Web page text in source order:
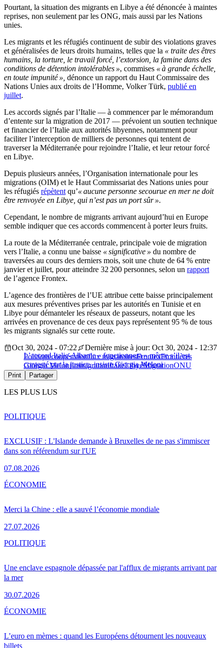
Pourtant, la situation des migrants en Libye a été dénoncée à maintes
reprises, non seulement par les ONG, mais aussi par les Nations
unies.
Les migrants et les réfugiés continuent de subir des violations graves
et généralisées de leurs droits humains, telles que la « traite des êtres
humains, la torture, le travail forcé, l’extorsion, la famine dans des
conditions de détention intolérables », commises « à grande échelle,
en toute impunité », dénonce un rapport du Haut Commissaire des
Nations Unies aux droits de l’Homme, Volker Türk, publié en
juillet.
Les accords signés par l’Italie — à commencer par le mémorandum
d’entente sur la migration de 2017 — prévoient un soutien technique
et financier de l’Italie aux autorités libyennes, notamment pour
faciliter l’interception de milliers de personnes qui tentent de
traverser la Méditerranée pour rejoindre l’Italie, et leur retour forcé
en Libye.
Depuis plusieurs années, l’Organisation internationale pour les
migrations (OIM) et le Haut Commissariat des Nations unies pour
les réfugiés répètent qu’« aucune personne secourue en mer ne doit
être renvoyée en Libye, qui n’est pas un port sûr ».
Cependant, le nombre de migrants arrivant aujourd’hui en Europe
semble indiquer que ces accords commencent à porter leurs fruits.
La route de la Méditerranée centrale, principale voie de migration
vers l’Italie, a connu une baisse « significative » du nombre de
traversées au cours des derniers mois, soit une chute de 64 % entre
janvier et juillet, pour atteindre 32 200 personnes, selon un rapport
de l’agence Frontex.
L’agence des frontières de l’UE attribue cette baisse principalement
aux mesures préventives prises par les autorités en Tunisie et en
Libye pour démanteler les réseaux de passeurs, notant que les
arrivées en provenance de ces deux pays représentent 95 % de tous
les migrants signalés sur cette route.
L’accord Italie-Albanie « fonctionnera » même s’il est
contesté par la justice, insiste Giorgia Meloni
Oct 30, 2024 - 07:22
Dernière mise à jour: Oct 30, 2024 - 12:37
Politiquecoopérationflux migratoiresFrontexFrontières
Giorgia MeloniImmigrationItalieLibyeMigrationONU
Print Partager
LES PLUS LUS
EXCLUSIF : L'Islande demande à Bruxelles de ne pas s'immiscer
dans son référendum sur l'UE
07.08.2026
POLITIQUE
Merci la Chine : elle a sauvé l’économie mondiale
27.07.2026
ÉCONOMIE
Une enclave espagnole dépassée par l'afflux de migrants arrivant par
la mer
30.07.2026
POLITIQUE
L’euro en mèmes : quand les Européens détournent les nouveaux
billets
ÉCONOMIE